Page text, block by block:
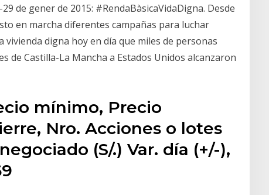
de gener de 2015: #RendaBàsicaVidaDigna. Desde
en marcha diferentes campañas para luchar
digna hoy en día que miles de personas
de Castilla-La Mancha a Estados Unidos alcanzaron
mínimo, Precio
Nro. Acciones o lotes
(S/.) Var. día (+/-),